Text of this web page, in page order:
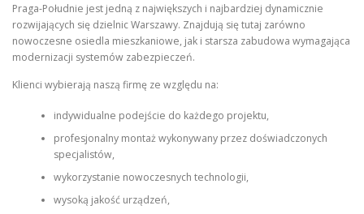
Praga-Południe jest jedną z największych i najbardziej dynamicznie
rozwijających się dzielnic Warszawy. Znajdują się tutaj zarówno
nowoczesne osiedla mieszkaniowe, jak i starsza zabudowa wymagająca
modernizacji systemów zabezpieczeń.
Klienci wybierają naszą firmę ze względu na:
indywidualne podejście do każdego projektu,
profesjonalny montaż wykonywany przez doświadczonych
specjalistów,
wykorzystanie nowoczesnych technologii,
wysoką jakość urządzeń,